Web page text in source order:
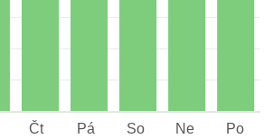
Čt Pá So Ne Po